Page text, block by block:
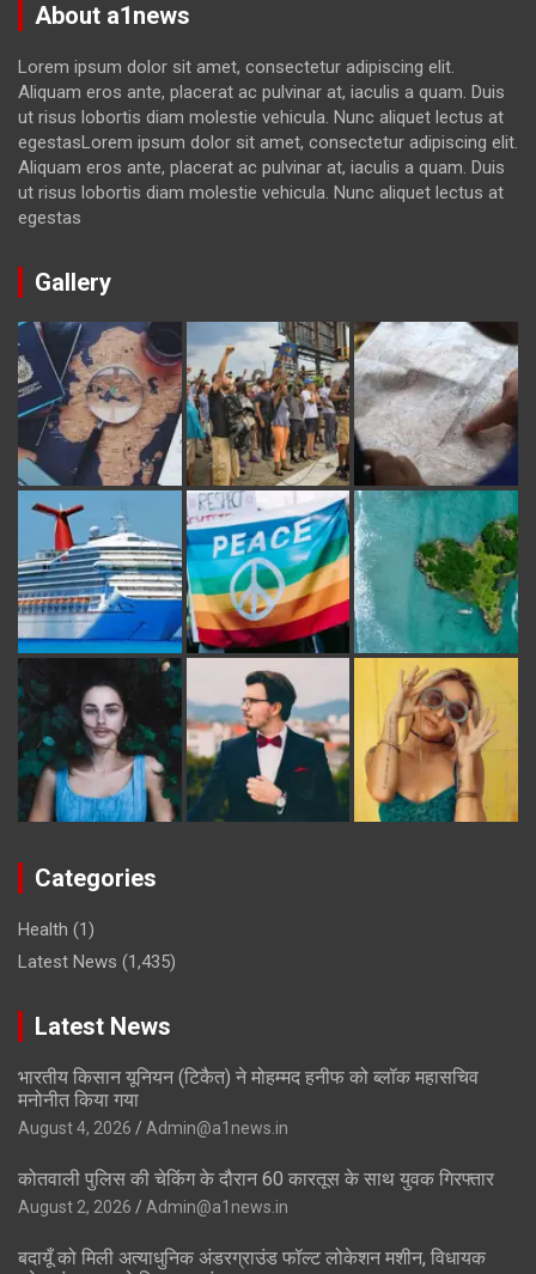
About a1news
Lorem ipsum dolor sit amet, consectetur adipiscing elit.
Aliquam eros ante, placerat ac pulvinar at, iaculis a quam. Duis
ut risus lobortis diam molestie vehicula. Nunc aliquet lectus at
egestasLorem ipsum dolor sit amet, consectetur adipiscing elit.
Aliquam eros ante, placerat ac pulvinar at, iaculis a quam. Duis
ut risus lobortis diam molestie vehicula. Nunc aliquet lectus at
egestas
Gallery
Categories
Health (1)
Latest News (1,435)
Latest News
भारतीय किसान यूनियन (टिकैत) ने मोहम्मद हनीफ को ब्लॉक महासचिव
मनोनीत किया गया
August 4, 2026 Admin@a1news.in
कोतवाली पुलिस की चेकिंग के दौरान 60 कारतूस के साथ युवक गिरफ्तार
August 2, 2026 Admin@a1news.in
बदायूँ को मिली अत्याधुनिक अंडरग्राउंड फॉल्ट लोकेशन मशीन, विधायक